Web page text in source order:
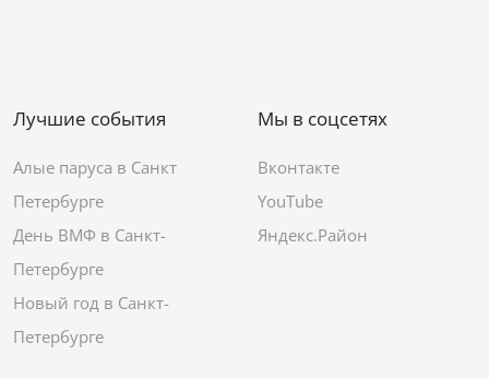
Лучшие события
Алые паруса в Санкт
Петербурге
День ВМФ в Санкт-
Петербурге
Новый год в Санкт-
Петербурге
Мы в соцсетях
Вконтакте
YouTube
Яндекс.Район